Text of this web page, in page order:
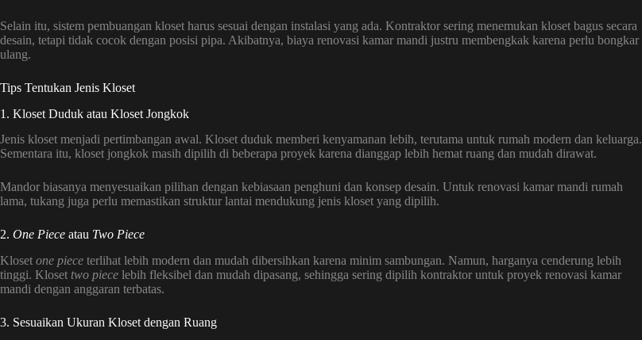
Selain itu, sistem pembuangan kloset harus sesuai dengan instalasi yang ada. Kontraktor sering menemukan kloset bagus secara
desain, tetapi tidak cocok dengan posisi pipa. Akibatnya, biaya renovasi kamar mandi justru membengkak karena perlu bongkar
ulang.
Tips Tentukan Jenis Kloset
1. Kloset Duduk atau Kloset Jongkok
Jenis kloset menjadi pertimbangan awal. Kloset duduk memberi kenyamanan lebih, terutama untuk rumah modern dan keluarga.
Sementara itu, kloset jongkok masih dipilih di beberapa proyek karena dianggap lebih hemat ruang dan mudah dirawat.
Mandor biasanya menyesuaikan pilihan dengan kebiasaan penghuni dan konsep desain. Untuk renovasi kamar mandi rumah
lama, tukang juga perlu memastikan struktur lantai mendukung jenis kloset yang dipilih.
2. One Piece atau Two Piece
Kloset one piece terlihat lebih modern dan mudah dibersihkan karena minim sambungan. Namun, harganya cenderung lebih
tinggi. Kloset two piece lebih fleksibel dan mudah dipasang, sehingga sering dipilih kontraktor untuk proyek renovasi kamar
mandi dengan anggaran terbatas.
3. Sesuaikan Ukuran Kloset dengan Ruang